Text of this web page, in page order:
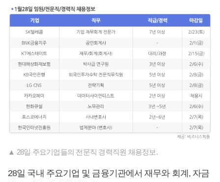
▲ 28일 주요기업들의 전문직 경력직원 채용정보.
28일 국내 주요기업 및 금융기관에서 재무와 회계, 자금